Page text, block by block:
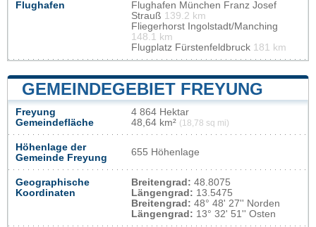
Flughafen
Flughafen München Franz Josef
Strauß 139.2 km
Fliegerhorst Ingolstadt/Manching
148.1 km
Flugplatz Fürstenfeldbruck 181 km
GEMEINDEGEBIET FREYUNG
Freyung
Gemeindefläche
4 864 Hektar
48,64 km² (18,78 sq mi)
Höhenlage der
Gemeinde Freyung
655 Höhenlage
Geographische
Koordinaten
Breitengrad: 48.8075
Längengrad: 13.5475
Breitengrad: 48° 48' 27'' Norden
Längengrad: 13° 32' 51'' Osten